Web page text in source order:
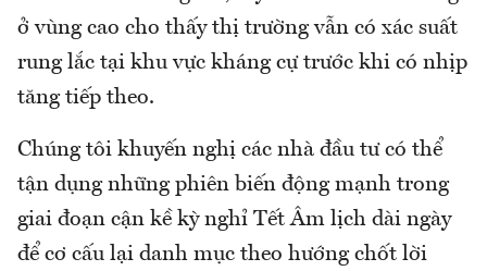
ở vùng cao cho thấy thị trường vẫn có xác suất
rung lắc tại khu vực kháng cự trước khi có nhịp
tăng tiếp theo.
Chúng tôi khuyến nghị các nhà đầu tư có thể
tận dụng những phiên biến động mạnh trong
giai đoạn cận kề kỳ nghỉ Tết Âm lịch dài ngày
để cơ cấu lại danh mục theo hướng chốt lời